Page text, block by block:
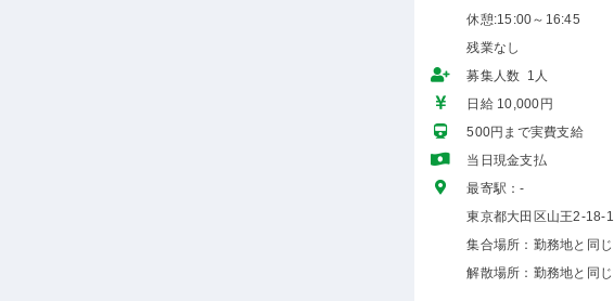
休憩:15:00～16:45
残業なし
募集人数 1人
日給 10,000円
500円まで実費支給
当日現金支払
最寄駅：-
東京都大田区山王2-18-1
集合場所：勤務地と同じ
解散場所：勤務地と同じ